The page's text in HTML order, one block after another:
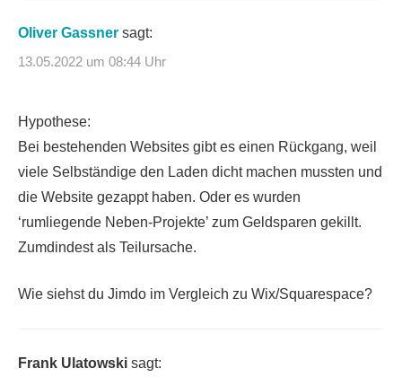
Oliver Gassner sagt:
13.05.2022 um 08:44 Uhr
Hypothese:
Bei bestehenden Websites gibt es einen Rückgang, weil
viele Selbständige den Laden dicht machen mussten und
die Website gezappt haben. Oder es wurden
‘rumliegende Neben-Projekte’ zum Geldsparen gekillt.
Zumdindest als Teilursache.
Wie siehst du Jimdo im Vergleich zu Wix/Squarespace?
Frank Ulatowski sagt: